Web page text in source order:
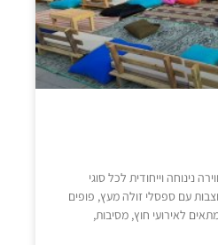
נינוחה וייחודית לכל סוגי
עם ספסלי זולה מעץ, פופים
לאירועי חוץ, מסיבות,